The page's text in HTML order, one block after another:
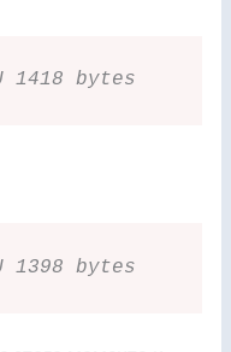
1418 bytes
1398 bytes